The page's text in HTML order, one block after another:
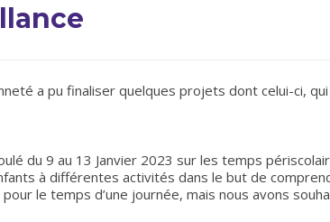
a pu finaliser quelques projets dont celui-ci, qui
du 9 au 13 Janvier 2023 sur les temps
à différentes activités dans le but de
le temps d’une journée, mais nous avons